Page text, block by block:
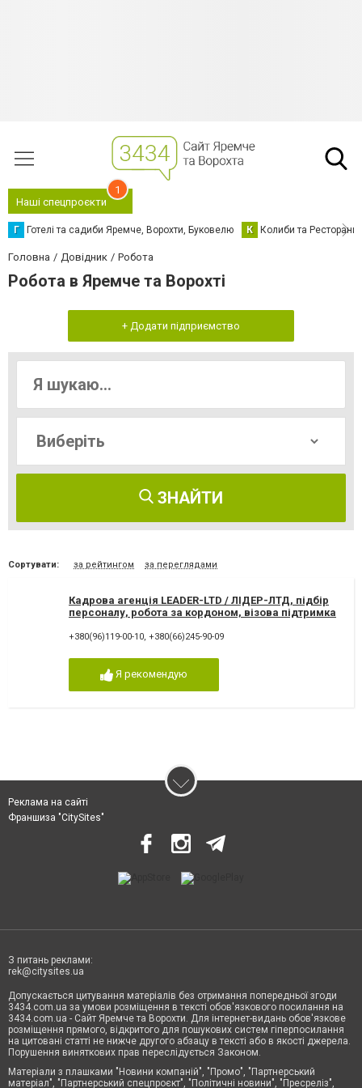
Наші спецпроєкти
1
Г Готелі та садиби Яремче, Ворохти, Буковелю К Колиби та Ресторани
Головна Довідник Робота
Робота в Яремче та Ворохті
+ Додати підприємство
ЗНАЙТИ
Сортувати: за рейтингом за переглядами
Кадрова агенція LEADER-LTD / ЛІДЕР-ЛТД, підбір
персоналу, робота за кордоном, візова підтримка
+380(96)119-00-10, +380(66)245-90-09
Я рекомендую
Реклама на сайті
Франшиза "CitySites"
З питань реклами:
rek@citysites.ua
Допускається цитування матеріалів без отримання попередньої згоди
3434.com.ua за умови розміщення в тексті обов'язкового посилання на
3434.com.ua - Сайт Яремче та Ворохти. Для інтернет-видань обов'язкове
розміщення прямого, відкритого для пошукових систем гіперпосилання
на цитовані статті не нижче другого абзацу в тексті або в якості джерела.
Порушення виняткових прав переслідується Законом.
Матеріали з плашками "Новини компаній", "Промо", "Партнерський
матеріал", "Партнерський спецпроєкт", "Політичні новини", "Пресреліз",